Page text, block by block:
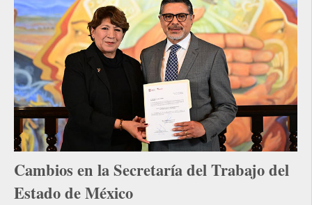
Cambios en la Secretaría del Trabajo del
Estado de México